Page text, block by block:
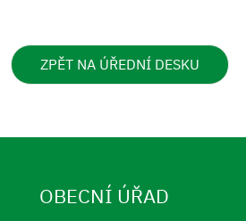
ZPĚT NA ÚŘEDNÍ DESKU
OBECNÍ ÚŘAD